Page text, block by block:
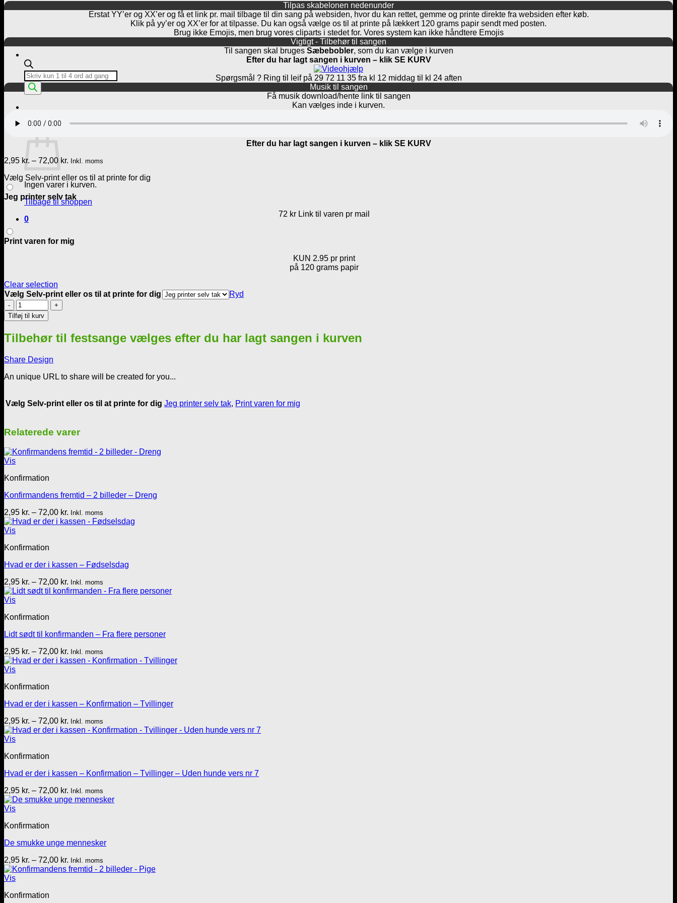
Products
search
Kurv
Ingen varer i kurven.
Tilbage til shoppen
0
Tilpas skabelonen nedenunder
Erstat YY’er og XX’er og få et link pr. mail tilbage til din sang på websiden, hvor du kan rettet, gemme og printe direkte fra websiden efter køb.
Klik på yy’er og XX’er for at tilpasse. Du kan også vælge os til at printe på lækkert 120 grams papir sendt med posten.
Brug ikke Emojis, men brug vores cliparts i stedet for. Vores system kan ikke håndtere Emojis
Vigtigt - Tilbehør til sangen
Til sangen skal bruges Sæbebobler, som du kan vælge i kurven
Efter du har lagt sangen i kurven – klik SE KURV
Spørgsmål ? Ring til leif på 29 72 11 35 fra kl 12 middag til kl 24 aften
Musik til sangen
Få musik download/hente link til sangen
Kan vælges inde i kurven.
Efter du har lagt sangen i kurven – klik SE KURV
2,95 kr. – 72,00 kr. Prisinterval:
til
72,00 kr.
Inkl. moms
Vælg Selv-print eller os til at printe for dig
Jeg printer selv tak
72 kr Link til varen pr mail
Print varen for mig
KUN 2.95 pr print
på 120 grams papir
Clear selection
Vælg Selv-print eller os til at printe for dig
Ryd
Sæbeboble-
sangen
-
en
antal
Tilføj til kurv
Tilbehør til festsange vælges efter du har lagt sangen i kurven
Share Design
An unique URL to share will be created for you...
Vælg Selv-print eller os til at printe for dig Jeg printer selv tak, Print varen for mig
Relaterede varer
Vis
Konfirmation
Konfirmandens fremtid – 2 billeder – Dreng
2,95 kr. – 72,00 kr. Prisinterval:
2,95 kr.
Inkl. moms
Vis
Konfirmation
Hvad er der i kassen – Fødselsdag
2,95 kr. – 72,00 kr. Prisinterval:
2,95 kr.
Inkl. moms
Vis
Konfirmation
Lidt sødt til konfirmanden – Fra flere personer
2,95 kr. – 72,00 kr. Prisinterval:
2,95 kr.
Inkl. moms
Vis
Konfirmation
Hvad er der i kassen – Konfirmation – Tvillinger
2,95 kr. – 72,00 kr. Prisinterval:
2,95 kr.
Inkl. moms
Vis
Konfirmation
Hvad er der i kassen – Konfirmation – Tvillinger – Uden hunde vers nr 7
2,95 kr. – 72,00 kr. Prisinterval:
2,95 kr.
Inkl. moms
Vis
Konfirmation
De smukke unge mennesker
2,95 kr. – 72,00 kr. Prisinterval:
2,95 kr.
Inkl. moms
Vis
Konfirmation